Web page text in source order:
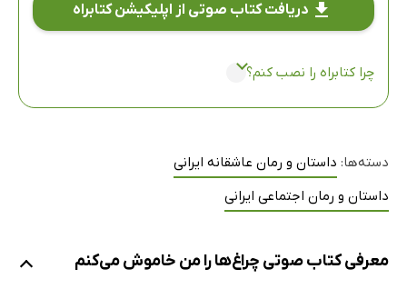
دریافت کتاب صوتی از اپلیکیشن کتابراه
چرا کتابراه را نصب کنم؟
دسته‌ها: داستان و رمان عاشقانه ایرانی
داستان و رمان اجتماعی ایرانی
معرفی کتاب صوتی چراغ‌ها را من خاموش می‌کنم